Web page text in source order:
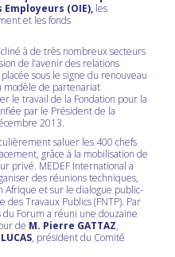
(OIE), les
et les fonds
à de très nombreux secteurs
de l’avenir des relations
sous le signe du renouveau
modèle de partenariat
le travail de la Fondation pour la
par le Président de la
2013.
saluer les 400 chefs
grâce à la mobilisation de
privé. MEDEF International a
des réunions techniques,
Afrique et sur le dialogue public-
Travaux Publics (FNTP). Par
Forum a réuni une douzaine
de M. Pierre GATTAZ,
, président du Comité